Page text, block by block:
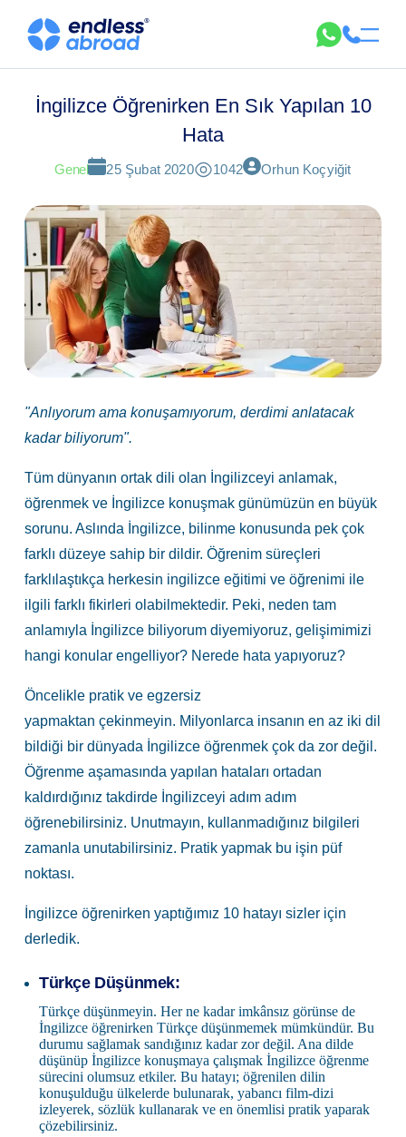
İngilizce Öğrenirken En Sık Yapılan 10
Hata
Genel 25 Şubat 2020 1042 Orhun Koçyiğit
"Anlıyorum ama konuşamıyorum, derdimi anlatacak
kadar biliyorum".
Tüm dünyanın ortak dili olan İngilizceyi anlamak,
öğrenmek ve İngilizce konuşmak günümüzün en büyük
sorunu. Aslında İngilizce, bilinme konusunda pek çok
farklı düzeye sahip bir dildir. Öğrenim süreçleri
farklılaştıkça herkesin ingilizce eğitimi ve öğrenimi ile
ilgili farklı fikirleri olabilmektedir. Peki, neden tam
anlamıyla İngilizce biliyorum diyemiyoruz, gelişimimizi
hangi konular engelliyor? Nerede hata yapıyoruz?
Öncelikle pratik ve egzersiz
yapmaktan çekinmeyin. Milyonlarca insanın en az iki dil
bildiği bir dünyada İngilizce öğrenmek çok da zor değil.
Öğrenme aşamasında yapılan hataları ortadan
kaldırdığınız takdirde İngilizceyi adım adım
öğrenebilirsiniz. Unutmayın, kullanmadığınız bilgileri
zamanla unutabilirsiniz. Pratik yapmak bu işin püf
noktası.
İngilizce öğrenirken yaptığımız 10 hatayı sizler için
derledik.
Türkçe Düşünmek:
Türkçe düşünmeyin. Her ne kadar imkânsız görünse de
İngilizce öğrenirken Türkçe düşünmemek mümkündür. Bu
durumu sağlamak sandığınız kadar zor değil. Ana dilde
düşünüp İngilizce konuşmaya çalışmak İngilizce öğrenme
sürecini olumsuz etkiler. Bu hatayı; öğrenilen dilin
konuşulduğu ülkelerde bulunarak, yabancı film-dizi
izleyerek, sözlük kullanarak ve en önemlisi pratik yaparak
çözebilirsiniz.